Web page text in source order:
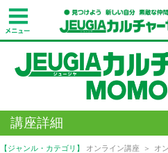
講座詳細
【ジャンル・カテゴリ】 オンライン講座 オ